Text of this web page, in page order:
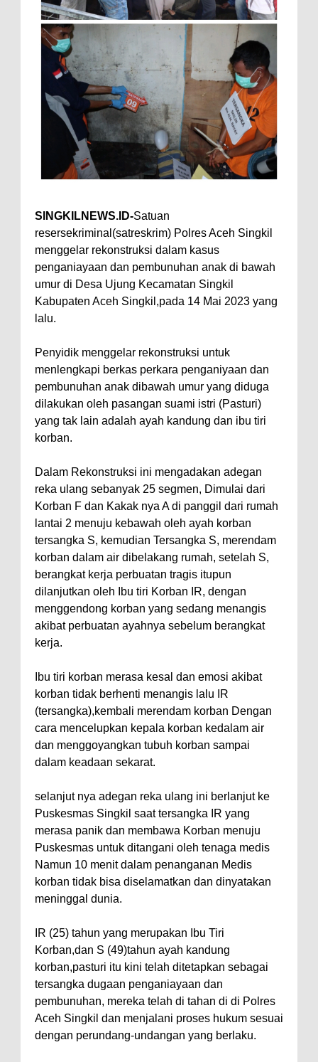
SINGKILNEWS.ID-Satuan
resersekriminal(satreskrim) Polres Aceh Singkil
menggelar rekonstruksi dalam kasus
penganiayaan dan pembunuhan anak di bawah
umur di Desa Ujung Kecamatan Singkil
Kabupaten Aceh Singkil,pada 14 Mai 2023 yang
lalu.
Penyidik menggelar rekonstruksi untuk
menlengkapi berkas perkara penganiyaan dan
pembunuhan anak dibawah umur yang diduga
dilakukan oleh pasangan suami istri (Pasturi)
yang tak lain adalah ayah kandung dan ibu tiri
korban.
Dalam Rekonstruksi ini mengadakan adegan
reka ulang sebanyak 25 segmen, Dimulai dari
Korban F dan Kakak nya A di panggil dari rumah
lantai 2 menuju kebawah oleh ayah korban
tersangka S, kemudian Tersangka S, merendam
korban dalam air dibelakang rumah, setelah S,
berangkat kerja perbuatan tragis itupun
dilanjutkan oleh Ibu tiri Korban IR, dengan
menggendong korban yang sedang menangis
akibat perbuatan ayahnya sebelum berangkat
kerja.
Ibu tiri korban merasa kesal dan emosi akibat
korban tidak berhenti menangis lalu IR
(tersangka),kembali merendam korban Dengan
cara mencelupkan kepala korban kedalam air
dan menggoyangkan tubuh korban sampai
dalam keadaan sekarat.
selanjut nya adegan reka ulang ini berlanjut ke
Puskesmas Singkil saat tersangka IR yang
merasa panik dan membawa Korban menuju
Puskesmas untuk ditangani oleh tenaga medis
Namun 10 menit dalam penanganan Medis
korban tidak bisa diselamatkan dan dinyatakan
meninggal dunia.
IR (25) tahun yang merupakan Ibu Tiri
Korban,dan S (49)tahun ayah kandung
korban,pasturi itu kini telah ditetapkan sebagai
tersangka dugaan penganiayaan dan
pembunuhan, mereka telah di tahan di di Polres
Aceh Singkil dan menjalani proses hukum sesuai
dengan perundang-undangan yang berlaku.